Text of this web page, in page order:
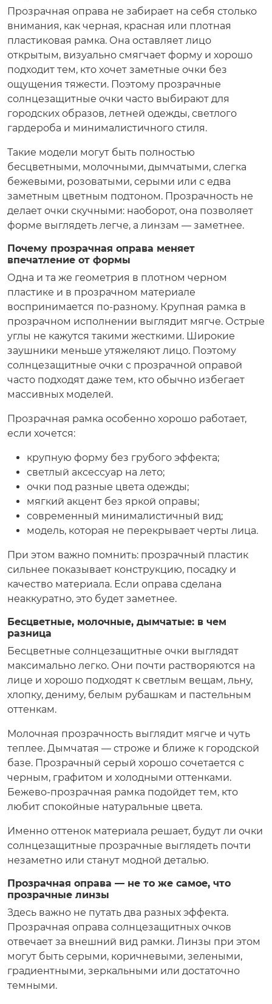
Прозрачная оправа не забирает на себя столько
внимания, как черная, красная или плотная
пластиковая рамка. Она оставляет лицо
открытым, визуально смягчает форму и хорошо
подходит тем, кто хочет заметные очки без
ощущения тяжести. Поэтому прозрачные
солнцезащитные очки часто выбирают для
городских образов, летней одежды, светлого
гардероба и минималистичного стиля.
Такие модели могут быть полностью
бесцветными, молочными, дымчатыми, слегка
бежевыми, розоватыми, серыми или с едва
заметным цветным подтоном. Прозрачность не
делает очки скучными: наоборот, она позволяет
форме выглядеть легче, а линзам — заметнее.
Почему прозрачная оправа меняет
впечатление от формы
Одна и та же геометрия в плотном черном
пластике и в прозрачном материале
воспринимается по-разному. Крупная рамка в
прозрачном исполнении выглядит мягче. Острые
углы не кажутся такими жесткими. Широкие
заушники меньше утяжеляют лицо. Поэтому
солнцезащитные очки с прозрачной оправой
часто подходят даже тем, кто обычно избегает
массивных моделей.
Прозрачная рамка особенно хорошо работает,
если хочется:
крупную форму без грубого эффекта;
светлый аксессуар на лето;
очки под разные цвета одежды;
мягкий акцент без яркой оправы;
современный минималистичный вид;
модель, которая не перекрывает черты лица.
При этом важно помнить: прозрачный пластик
сильнее показывает конструкцию, посадку и
качество материала. Если оправа сделана
неаккуратно, это будет заметнее.
Бесцветные, молочные, дымчатые: в чем
разница
Бесцветные солнцезащитные очки выглядят
максимально легко. Они почти растворяются на
лице и хорошо подходят к светлым вещам, льну,
хлопку, дениму, белым рубашкам и пастельным
оттенкам.
Молочная прозрачность выглядит мягче и чуть
теплее. Дымчатая — строже и ближе к городской
базе. Прозрачный серый хорошо сочетается с
черным, графитом и холодными оттенками.
Бежево-прозрачная рамка подойдет тем, кто
любит спокойные натуральные цвета.
Именно оттенок материала решает, будут ли очки
солнцезащитные прозрачные выглядеть почти
незаметно или станут модной деталью.
Прозрачная оправа — не то же самое, что
прозрачные линзы
Здесь важно не путать два разных эффекта.
Прозрачная оправа солнцезащитных очков
отвечает за внешний вид рамки. Линзы при этом
могут быть серыми, коричневыми, зелеными,
градиентными, зеркальными или достаточно
темными.